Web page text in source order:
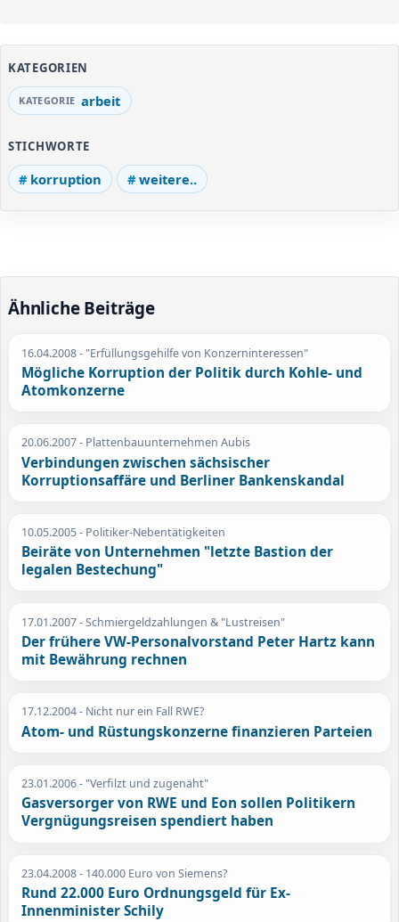
KATEGORIEN
arbeit
STICHWORTE
korruption weitere..
Ähnliche Beiträge
16.04.2008- "Erfüllungsgehilfe von Konzerninteressen"
Mögliche Korruption der Politik durch Kohle- und
Atomkonzerne
20.06.2007- Plattenbauunternehmen Aubis
Verbindungen zwischen sächsischer
Korruptionsaffäre und Berliner Bankenskandal
10.05.2005- Politiker-Nebentätigkeiten
Beiräte von Unternehmen "letzte Bastion der
legalen Bestechung"
17.01.2007- Schmiergeldzahlungen & "Lustreisen"
Der frühere VW-Personalvorstand Peter Hartz kann
mit Bewährung rechnen
17.12.2004- Nicht nur ein Fall RWE?
Atom- und Rüstungskonzerne finanzieren Parteien
23.01.2006- "Verfilzt und zugenäht"
Gasversorger von RWE und Eon sollen Politikern
Vergnügungsreisen spendiert haben
23.04.2008- 140.000 Euro von Siemens?
Rund 22.000 Euro Ordnungsgeld für Ex-
Innenminister Schily